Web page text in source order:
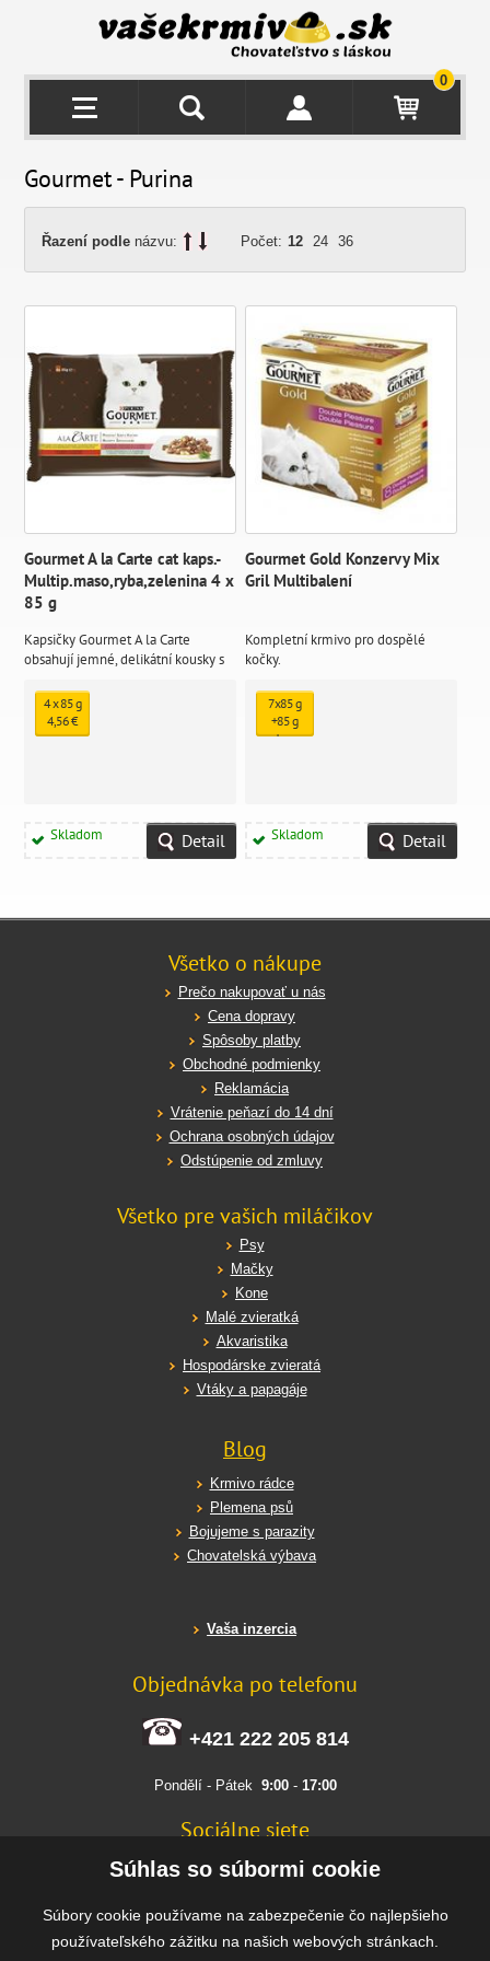
0
Gourmet - Purina
Řazení podle názvu: Počet: 12 24 36
Gourmet A la Carte cat kaps.-
Multip.maso,ryba,zelenina 4 x
85 g
Kapsičky Gourmet A la Carte
obsahují jemné, delikátní kousky s
lahodnými příchutěmi,
4 x 85 g
4,56 €
Skladom Detail
Gourmet Gold Konzervy Mix
Gril Multibalení
Kompletní krmivo pro dospělé
kočky.
7x85 g
+85 g
zdarma
Skladom Detail
Všetko o nákupe
Prečo nakupovať u nás
Cena dopravy
Spôsoby platby
Obchodné podmienky
Reklamácia
Vrátenie peňazí do 14 dní
Ochrana osobných údajov
Odstúpenie od zmluvy
Všetko pre vašich miláčikov
Psy
Mačky
Kone
Malé zvieratká
Akvaristika
Hospodárske zvieratá
Vtáky a papagáje
Blog
Krmivo rádce
Plemena psů
Bojujeme s parazity
Chovatelská výbava
Vaša inzercia
Objednávka po telefonu
+421 222 205 814
Pondělí - Pátek 9:00- 17:00
Sociálne siete
FACEBOOK
Súhlas so súbormi cookie
Súbory cookie používame na zabezpečenie čo najlepšieho
používateľského zážitku na našich webových stránkach.